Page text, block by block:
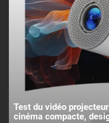
Test du vidéo
cinéma compacte,